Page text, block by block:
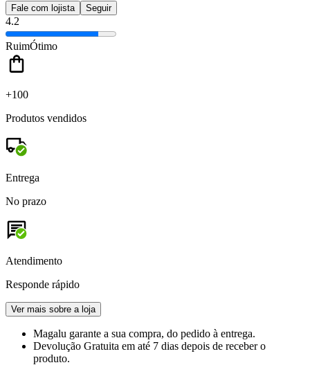
Fale com lojista Seguir
4.2
RuimÓtimo
+100
Produtos vendidos
Entrega
No prazo
Atendimento
Responde rápido
Ver mais sobre a loja
Magalu garante a sua compra, do pedido à entrega.
Devolução Gratuita em até 7 dias depois de receber o
produto.